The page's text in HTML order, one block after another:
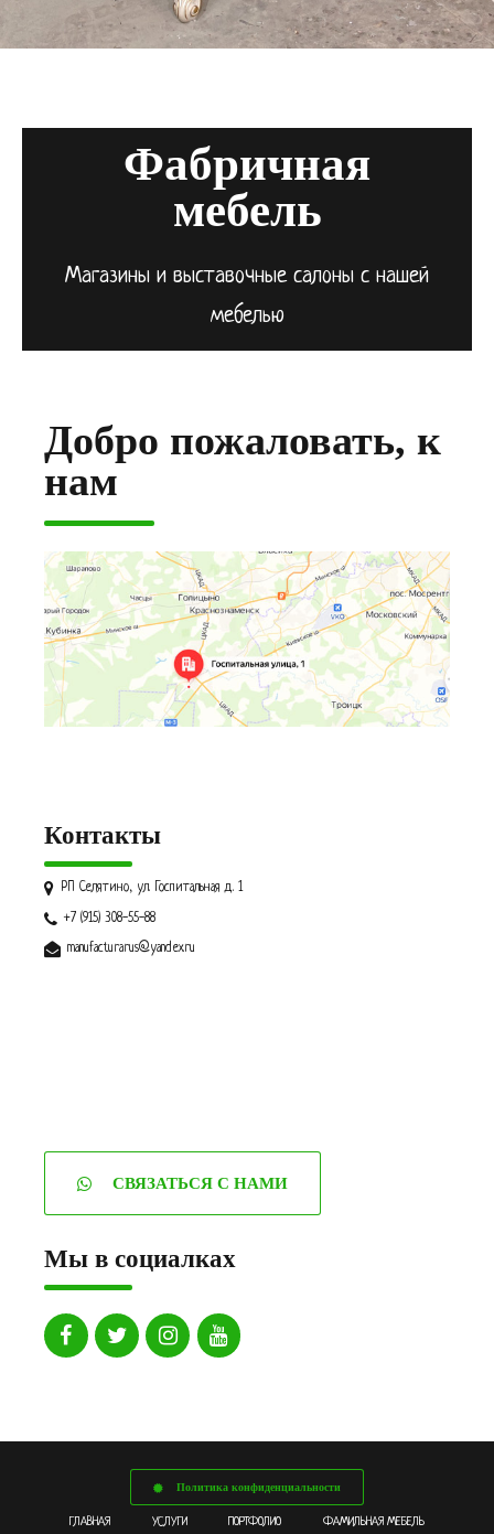
Фабричная
мебель
Магазины и выставочные салоны с нашей
мебелью
Добро пожаловать, к
нам
Контакты
РП Селятино, ул. Госпитальная д. 1
+7 (915) 308-55-88
manufacturarus@yandex.ru
СВЯЗАТЬСЯ С НАМИ
Мы в социалках
Политика конфиденциальности
ГЛАВНАЯ УСЛУГИ ПОРТФОЛИО ФАМИЛЬНАЯ МЕБЕЛЬ